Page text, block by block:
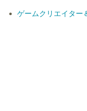
ゲームクリエイター